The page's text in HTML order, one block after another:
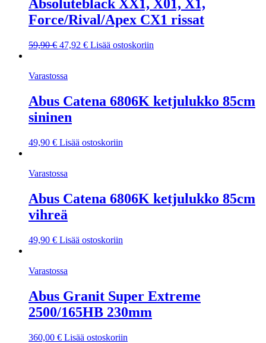
Absoluteblack XX1, X01, X1,
Force/Rival/Apex CX1 rissat
59,90€ Alkuperäinen
59,90 €.
47,92 €Nykyinen
Lisää ostoskoriin
Varastossa
Abus Catena 6806K ketjulukko 85cm
sininen
49,90 € Lisää ostoskoriin
Varastossa
Abus Catena 6806K ketjulukko 85cm
vihreä
49,90 € Lisää ostoskoriin
Varastossa
Abus Granit Super Extreme
2500/165HB 230mm
360,00 € Lisää ostoskoriin